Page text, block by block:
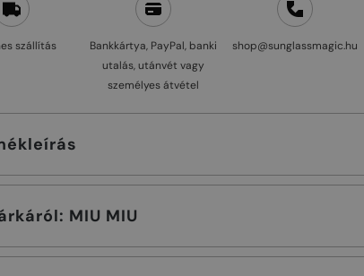
szállítás
Bankkártya, PayPal, banki
utalás, utánvét vagy
személyes átvétel
shop@sunglassmagic.hu
A márkáról: MIU MIU